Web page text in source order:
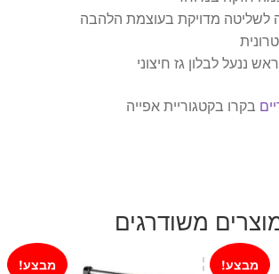
לשליטה מדויקת בעוצמת הלהבה
ננעל לבלון גז חיצוני
בקרו בקטגוריית אפייה
₪99.
משודרגים
מבצע! מבצע!